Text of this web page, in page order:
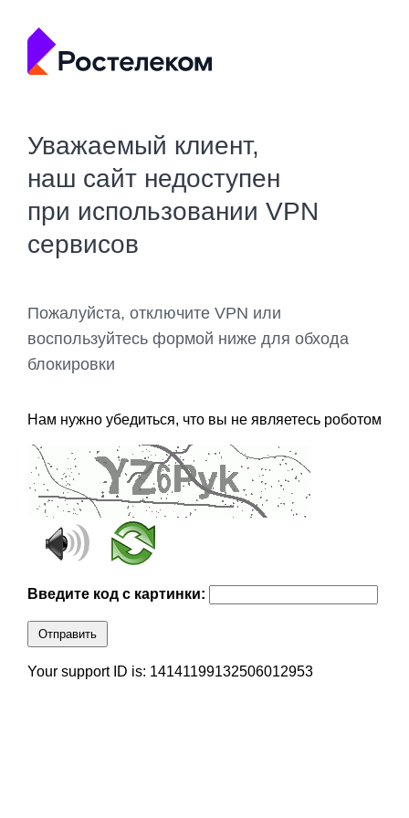
Уважаемый клиент,
наш сайт недоступен
при использовании VPN
сервисов
Пожалуйста, отключите VPN или
воспользуйтесь формой ниже для обхода
блокировки
Нам нужно убедиться, что вы не являетесь роботом
Введите код с картинки:
Отправить
Your support ID is: 14141199132506012953